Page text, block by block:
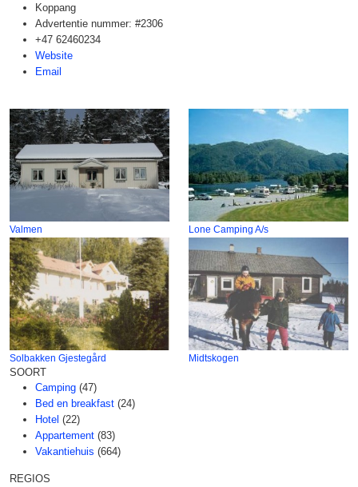
Koppang
Advertentie nummer: #2306
+47 62460234
Website
Email
Valmen Lone Camping A/s
Solbakken Gjestegård Midtskogen
SOORT
Camping (47)
Bed en breakfast (24)
Hotel (22)
Appartement (83)
Vakantiehuis (664)
REGIOS